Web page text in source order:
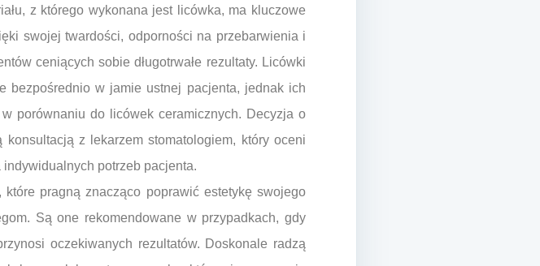
z którego wykonana jest licówka, ma kluczowe
swojej twardości, odporności na przebarwienia i
ceniących sobie długotrwałe rezultaty. Licówki
bezpośrednio w jamie ustnej pacjenta, jednak ich
porównaniu do licówek ceramicznych. Decyzja o
z lekarzem stomatologiem, który oceni
potrzeb pacjenta.
pragną znacząco poprawić estetykę swojego
Są one rekomendowane w przypadkach, gdy
oczekiwanych rezultatów. Doskonale radzą